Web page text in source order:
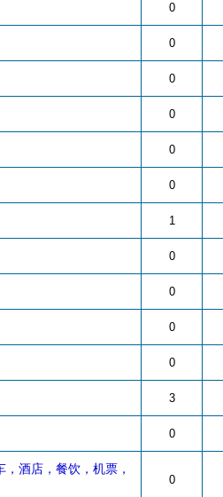
0
0
0
0
0
0
1
0
0
0
0
3
0
酒店，餐饮，机票，
0